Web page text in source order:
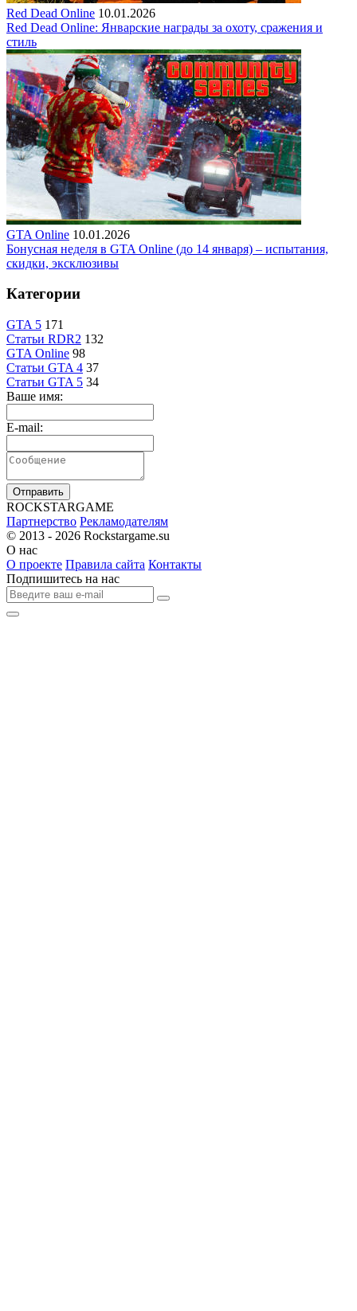
Red Dead Online 10.01.2026
Red Dead Online: Январские награды за охоту, сражения и
стиль
GTA Online 10.01.2026
Бонусная неделя в GTA Online (до 14 января) – испытания,
скидки, эксклюзивы
Категории
GTA 5 171
Статьи RDR2 132
GTA Online 98
Статьи GTA 4 37
Статьи GTA 5 34
Ваше имя:
E-mail:
Отправить
ROCKSTARGAME
Партнерство Рекламодателям
© 2013 - 2026 Rockstargame.su
О нас
О проекте Правила сайта Контакты
Подпишитесь на нас